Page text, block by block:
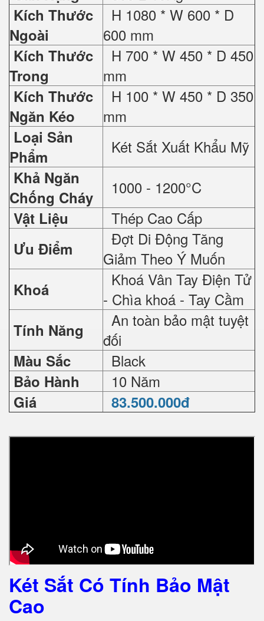
Kích Thước
Ngoài
H 1080 * W 600 * D
600 mm
Kích Thước
Trong
H 700 * W 450 * D 450
mm
Kích Thước
Ngăn Kéo
H 100 * W 450 * D 350
mm
Loại Sản
Phẩm
Két Sắt Xuất Khẩu Mỹ
Khả Ngăn
Chống Cháy
1000 - 1200°C
Vật Liệu Thép Cao Cấp
Ưu Điểm
Đợt Di Động Tăng
Giảm Theo Ý Muốn
Khoá
Khoá Vân Tay Điện Tử
- Chìa khoá - Tay Cầm
Tính Năng
An toàn bảo mật tuyệt
đối
Màu Sắc Black
Bảo Hành 10 Năm
Giá 83.500.000đ
Két Sắt Có Tính Bảo Mật
Cao